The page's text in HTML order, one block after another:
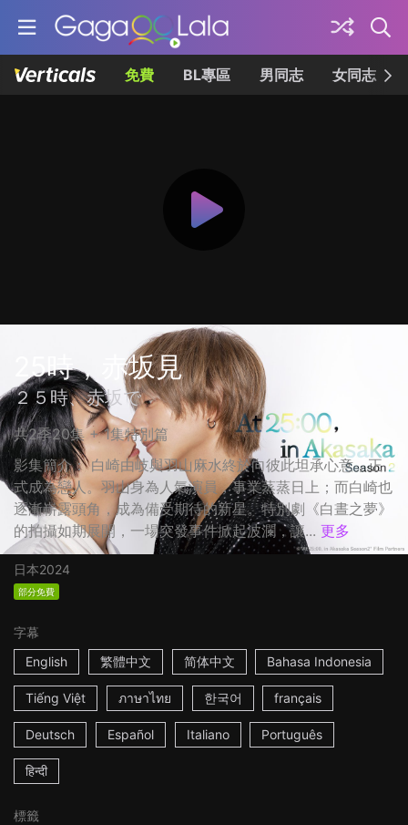
免費 BL專區 男同志 女同志
25時，赤坂見
２５時、赤坂で
共2季20集 + 1集特別篇
影集簡介： 白崎由岐與羽山麻水終於向彼此坦承心意，正
式成為戀人。羽山身為人氣演員，事業蒸蒸日上；而白崎也
逐漸嶄露頭角，成為備受期待的新星。特別劇《白晝之夢》
的拍攝如期展開，一場突發事件掀起波瀾，讓... 更多
日本2024
部分免費
字幕
English
繁體中文 简体中文 Bahasa Indonesia
Tiếng Việt ภาษาไทย 한국어 français
Deutsch Español Italiano Português
हिन्दी
標籤